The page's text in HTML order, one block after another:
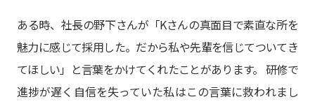
ある時、社長の野下さんが「Kさんの真面目で素直な所を
魅力に感じて採用した。だから私や先輩を信じてついてき
てほしい」と言葉をかけてくれたことがあります。 研修で
進捗が遅く自信を失っていた私はこの言葉に救われまし